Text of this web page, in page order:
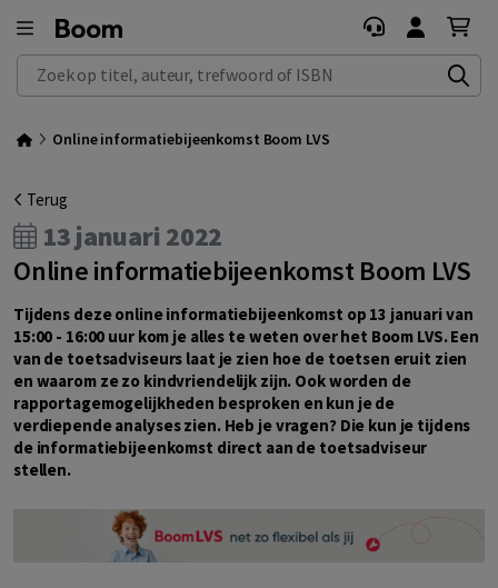
Zoek op titel, auteur, trefwoord of ISBN
Online informatiebijeenkomst Boom LVS
Terug
13 januari 2022
Online informatiebijeenkomst Boom LVS
Tijdens deze online informatiebijeenkomst op 13 januari van
15:00 - 16:00 uur kom je alles te weten over het Boom LVS. Een
van de toetsadviseurs laat je zien hoe de toetsen eruit zien
en waarom ze zo kindvriendelijk zijn. Ook worden de
rapportagemogelijkheden besproken en kun je de
verdiepende analyses zien. Heb je vragen? Die kun je tijdens
de informatiebijeenkomst direct aan de toetsadviseur
stellen.